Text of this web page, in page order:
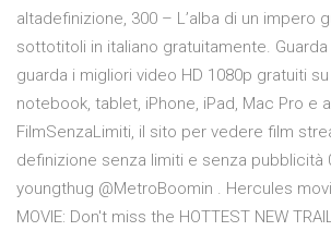
altadefinizione, 300 – L’alba di un impero
sottotitoli in italiano gratuitamente.
guarda i migliori video HD 1080p gratuiti
notebook, tablet, iPhone, iPad, Mac Pro e
FilmSenzaLimiti, il sito per vedere film
definizione senza limiti e senza pubblicità
youngthug @MetroBoomin . Hercules
MOVIE: Don't miss the HOTTEST NEW